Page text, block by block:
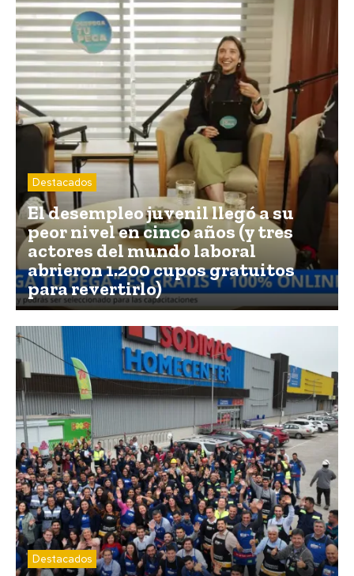
Destacados
El desempleo juvenil llegó a su
peor nivel en cinco años (y tres
actores del mundo laboral
abrieron 1.200 cupos gratuitos
para revertirlo)
Destacados